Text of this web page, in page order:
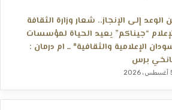
الوعد إلى الإنجاز.. شعار وزارة الثقافة
“جيناكم” يعيد الحياة لمؤسسات
الإعلامية والثقافية* ــ ام درمان :
برس